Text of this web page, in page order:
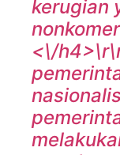
kerugian
<\/